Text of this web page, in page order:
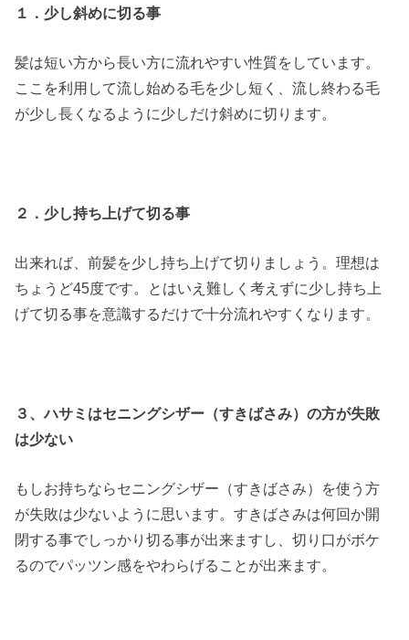
１．少し斜めに切る事
髪は短い方から長い方に流れやすい性質をしています。
ここを利用して流し始める毛を少し短く、流し終わる毛
が少し長くなるように少しだけ斜めに切ります。
２．少し持ち上げて切る事
出来れば、前髪を少し持ち上げて切りましょう。理想は
ちょうど45度です。とはいえ難しく考えずに少し持ち上
げて切る事を意識するだけで十分流れやすくなります。
３、ハサミはセニングシザー（すきばさみ）の方が失敗
は少ない
もしお持ちならセニングシザー（すきばさみ）を使う方
が失敗は少ないように思います。すきばさみは何回か開
閉する事でしっかり切る事が出来ますし、切り口がボケ
るのでパッツン感をやわらげることが出来ます。